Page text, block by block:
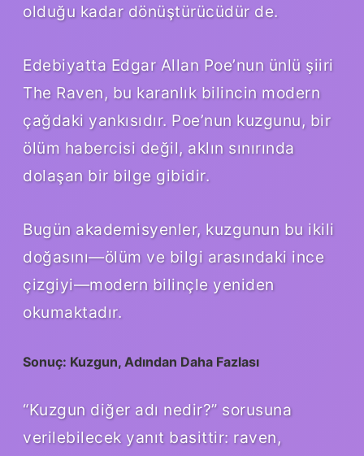
olduğu kadar dönüştürücüdür de.
Edebiyatta Edgar Allan Poe’nun ünlü şiiri
The Raven, bu karanlık bilincin modern
çağdaki yankısıdır. Poe’nun kuzgunu, bir
ölüm habercisi değil, aklın sınırında
dolaşan bir bilge gibidir.
Bugün akademisyenler, kuzgunun bu ikili
doğasını—ölüm ve bilgi arasındaki ince
çizgiyi—modern bilinçle yeniden
okumaktadır.
Sonuç: Kuzgun, Adından Daha Fazlası
“Kuzgun diğer adı nedir?” sorusuna
verilebilecek yanıt basittir: raven,